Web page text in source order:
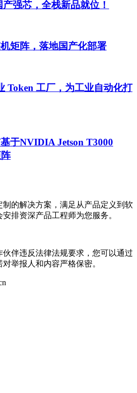
强芯，全栈新品就位！
矩阵，落地国产化部署
Token 工厂，为工业自动化打
于NVIDIA Jetson T3000
的解决方案，满足从产品定义到软
排资深产品工程师为您服务。
伴违反法律法规要求，您可以通过
举报人和内容严格保密。